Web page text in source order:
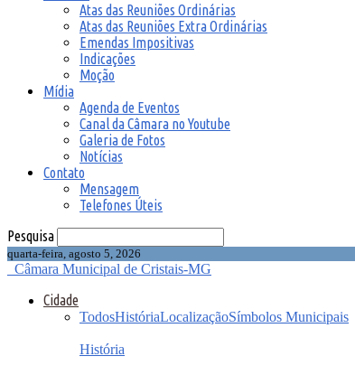
Atas das Reuniões Ordinárias
Atas das Reuniões Extra Ordinárias
Emendas Impositivas
Indicações
Moção
Mídia
Agenda de Eventos
Canal da Câmara no Youtube
Galeria de Fotos
Notícias
Contato
Mensagem
Telefones Úteis
Pesquisa
quarta-feira, agosto 5, 2026
Câmara Municipal de Cristais-MG
Cidade
TodosHistóriaLocalizaçãoSímbolos Municipais
História